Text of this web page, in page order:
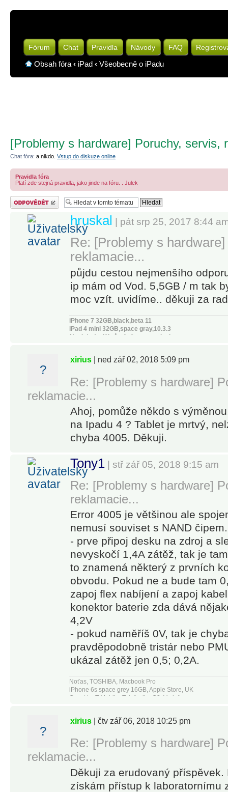
Fórum Chat Pravidla Návody FAQ
Obsah fóra ‹ iPad ‹ Všeobecně o iPadu
[Problemy s hardware] Poruchy, servis,
Chat fóra: a nikdo. Vstup do diskuze online
Pravidla fóra
Platí zde stejná pravidla, jako jinde na fóru. . Julek
Odeslat odpověď
hruskal | pát srp 25, 2017 8:44
Re: [Problemy s
reklamacie...
půjdu cestou nejmenšího
ip mám od Vod. 5,5GB / m tak
moc vzít. uvidíme.. děkuji za
iPhone 7 32GB,black,beta 11
iPad 4 mini 32GB,space gray,10.3.3
Nechť sýr dál zůstává s touto slaninou
?
xirius | ned zář 02, 2018 5:09 pm
Re: [Problemy s hardware]
reklamacie...
Ahoj, pomůže někdo s
na Ipadu 4 ? Tablet je mrtvý,
chyba 4005. Děkuji.
Tony1 | stř zář 05, 2018 9:15 am
Re: [Problemy s hardware]
reklamacie...
Error 4005 je většinou ale
nemusí souviset s NAND čipem.
- prve připoj desku na zdroj a
nevyskočí 1,4A zátěž, tak je
to znamená některý z prvních
obvodu. Pokud ne a bude tam
zapoj flex nabíjení a zapoj
konektor baterie zda dává
4,2V
- pokud naměříš 0V, tak je
pravděpodobně tristár nebo
ukázal zátěž jen 0,5; 0,2A.
Noťas, TOSHIBA, Macbook Pro
iPhone 6s space grey 16GB, Apple Store, UK
Operátor T-Mobile, Telefonika O2, Vodafone
?
xirius | čtv zář 06, 2018 10:25 pm
Re: [Problemy s hardware]
reklamacie...
Děkuji za erudovaný
získám přístup k laboratornímu